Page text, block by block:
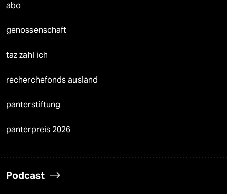
abo
genossenschaft
taz zahl ich
recherchefonds ausland
panterstiftung
panterpreis 2026
Podcast